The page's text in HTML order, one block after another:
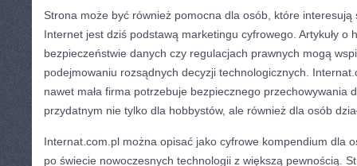
Strona może być również pomocna dla osób, które
Internet jest dziś podstawą marketingu cyfrowego. Artykuły o
bezpieczeństwie danych czy regulacjach prawnych mogą
podejmowaniu rozsądnych decyzji technologicznych.
nawet mała firma potrzebuje bezpiecznego przechowywania
przydatnym nie tylko dla hobbystów, ale również dla osób
Internat.com.pl można opisać jako cyfrowe kompendium dla
po świecie nowoczesnych technologii z większą pewnością.